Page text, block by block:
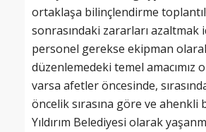
ortaklaşa bilinçlendirme
sonrasındaki zararları azaltmak
personel gerekse ekipman
düzenlemedeki temel amacımız
varsa afetler öncesinde,
öncelik sırasına göre ve
Yıldırım Belediyesi olarak